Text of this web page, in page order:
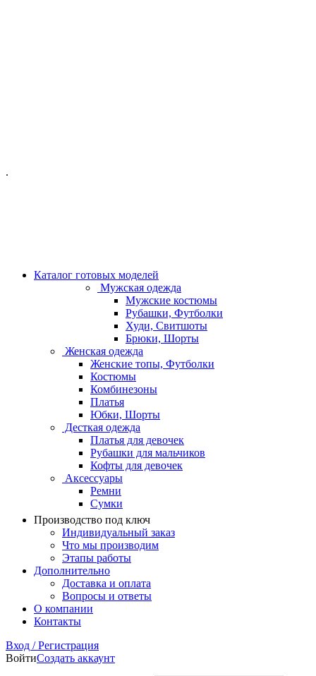
.
Каталог готовых моделей
Мужская одежда
Мужские костюмы
Рубашки, Футболки
Худи, Свитшоты
Брюки, Шорты
Женская одежда
Женские топы, Футболки
Костюмы
Комбинезоны
Платья
Юбки, Шорты
Десткая одежда
Платья для девочек
Рубашки для мальчиков
Кофты для девочек
Аксессуары
Ремни
Сумки
Производство под ключ
Индивидуальный заказ
Что мы производим
Этапы работы
Дополнительно
Доставка и оплата
Вопросы и ответы
О компании
Контакты
Вход / Регистрация
ВойтиСоздать аккаунт